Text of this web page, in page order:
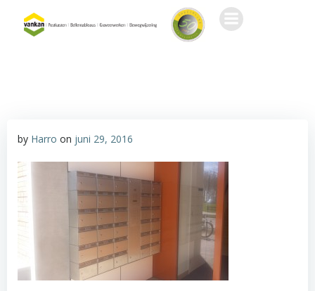
naar
by Harro on juni 29, 2016